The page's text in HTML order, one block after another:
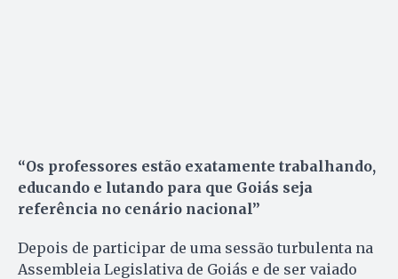
“Os professores estão exatamente trabalhando,
educando e lutando para que Goiás seja
referência no cenário nacional”
Depois de participar de uma sessão turbulenta na
Assembleia Legislativa de Goiás e de ser vaiado